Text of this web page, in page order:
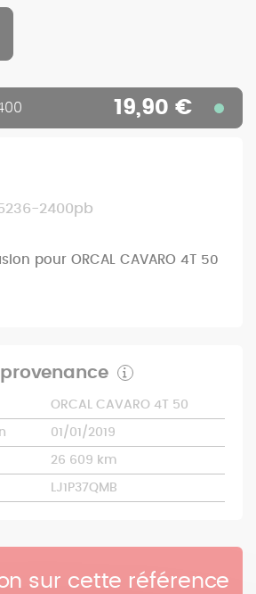
19,90 €
2400pb
pour ORCAL CAVARO 4T 50
ORCAL CAVARO 4T 50
01/01/2019
26 609 km
LJ1P37QMB
sur cette référence